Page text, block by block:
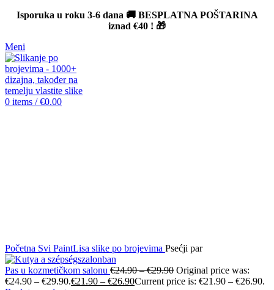
Isporuka u roku 3-6 dana 🚚 BESPLATNA POŠTARINA
iznad €40 ! 🎁
Meni
0 items / €0.00
Početna Svi PaintLisa slike po brojevima Psećji par
Pas u kozmetičkom salonu €24.90–€29.90 Original price was:
€24.90 – €29.90.€21.90 – €26.90Current price is: €21.90 – €26.90.